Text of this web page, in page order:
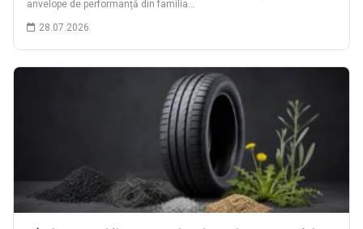
anvelope de performanță din familia…
28.07.2026